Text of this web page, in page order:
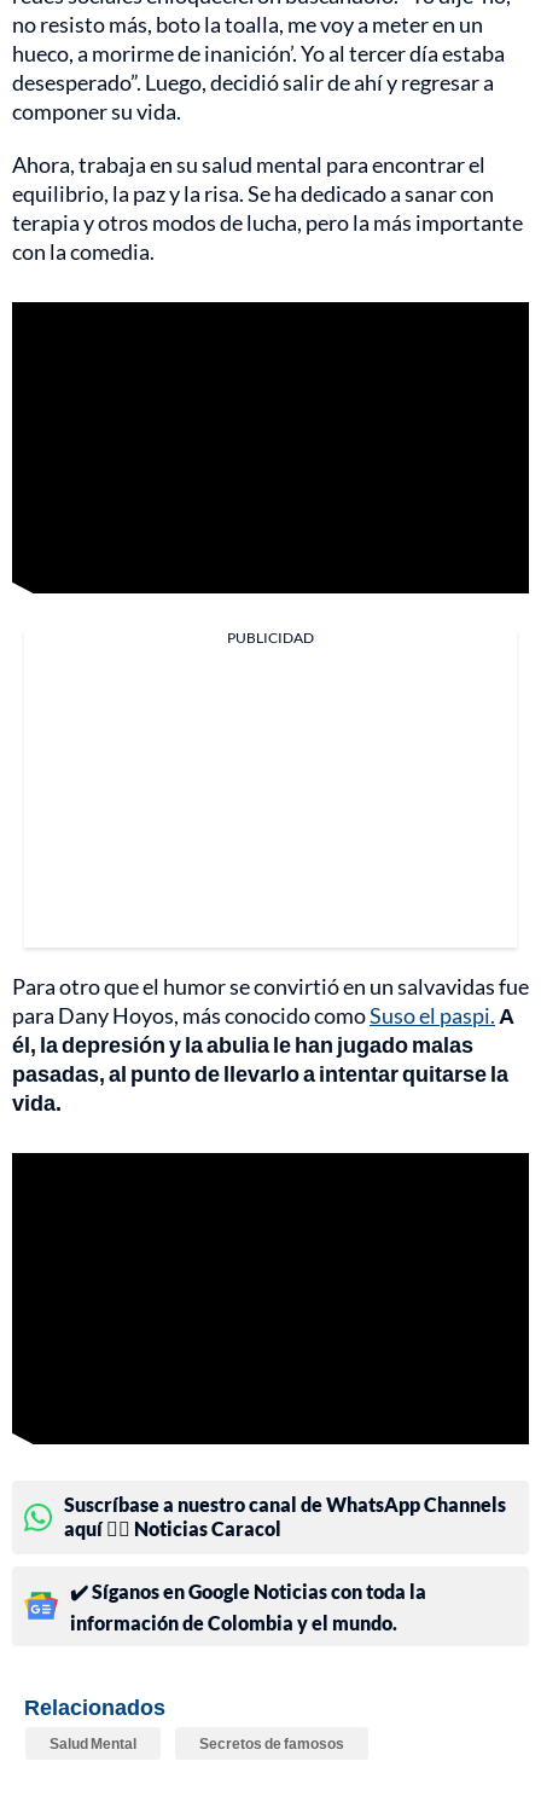
no resisto más, boto la toalla, me voy a meter en un
hueco, a morirme de inanición’. Yo al tercer día estaba
desesperado”. Luego, decidió salir de ahí y regresar a
componer su vida.
Ahora, trabaja en su salud mental para encontrar el
equilibrio, la paz y la risa. Se ha dedicado a sanar con
terapia y otros modos de lucha, pero la más importante
con la comedia.
PUBLICIDAD
Para otro que el humor se convirtió en un salvavidas fue
para Dany Hoyos, más conocido comoSuso el paspi. A
él, la depresión y la abulia le han jugado malas
pasadas, al punto de llevarlo a intentar quitarse la
vida.
Suscríbase a nuestro canal de WhatsApp Channels
aquí 👉🏻 Noticias Caracol
✔️ Síganos en Google Noticias con toda la
información de Colombia y el mundo.
Relacionados
Salud Mental Secretos de famosos